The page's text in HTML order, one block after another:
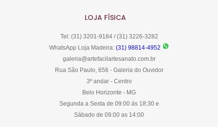
LOJA FÍSICA
Tel: (31) 3201-9184 / (31) 3226-3282
WhatsApp Loja Madeira: (31) 98814-4952
galeria@artefacilartesanato.com.br
Rua São Paulo, 656 - Galeria do Ouvidor
3º andar - Centro
Belo Horizonte - MG
Segunda a Sexta de 09:00 ás 18:30 e
Sábado de 09:00 as 14:00